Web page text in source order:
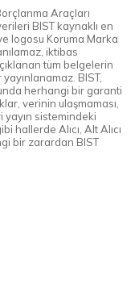
Araçları
BIST kaynaklı en
logosu Koruma Marka
iktibas
tüm belgelerin
BIST,
herhangi bir garanti
verinin ulaşmaması,
yayın sistemindeki
hallerde Alıcı, Alt Alıcı
bir zarardan BIST